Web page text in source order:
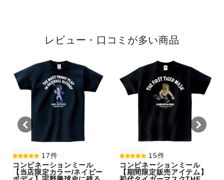
レビュー・口コミが多い商品
17件
コンビネーションミール
【当店限定カラー/ネイビー
15件
コンビネーションミール
【期間限定販売アイテム】